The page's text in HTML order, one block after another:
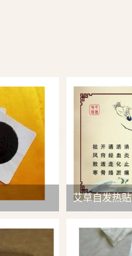
艾草自发热贴